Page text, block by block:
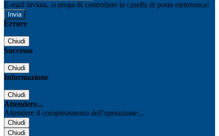
E-mail inviata, si prega di controllare la casella di posta elettronica!
Errore
Chiudi
Successo
Chiudi
Informazione
Chiudi
Attendere...
Attendere il completamento dell'operazione...
Chiudi
Chiudi